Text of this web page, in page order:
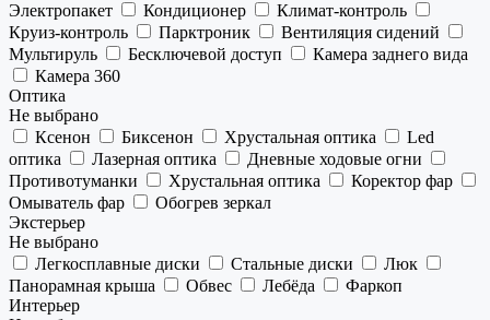
Электропакет
Кондиционер
Климат-контроль
Круиз-контроль
Парктроник
Вентиляция сидений
Мультируль
Бесключевой доступ
Камера заднего вида
Камера 360
Оптика
Не выбрано
Ксенон
Биксенон Хрустальная оптика
Led
оптика
Лазерная оптика
Дневные ходовые огни
Противотуманки
Хрустальная оптика
Коректор фар
Омыватель фар
Обогрев зеркал
Экстерьер
Не выбрано
Легкосплавные диски
Стальные диски
Люк
Панорамная крыша
Обвес Лебёда
Фаркоп
Интерьер